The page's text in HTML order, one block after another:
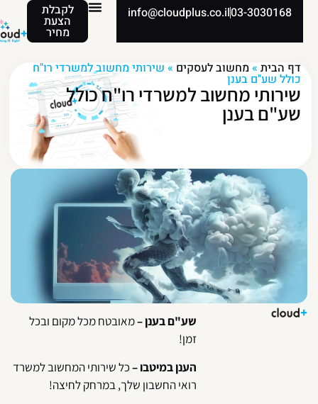
03-3030168
info@cloudplus.co.il לקבלת
הצעת
מחיר
דף הבית»מחשוב לעסקים»שירותי מחשוב למשרדי רו"ח
כולל שע"ם בענן
שירותי מחשוב למשרדי רו"ח כולל
שע"ם בענן
שע"ם בענן–מאובטח מכל מקום ובכל
זמן!
הענן במיטבו–כל שירותי המחשוב למשרד
רואי החשבון שלך, במרחק לחיצה!